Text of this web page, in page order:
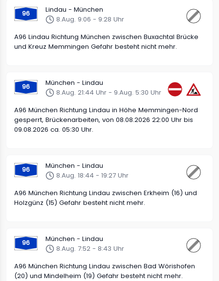
96
Lindau - München
8.Aug. 9:06 - 9:28 Uhr
A96 Lindau Richtung München zwischen Buxachtal Brücke
und Kreuz Memmingen Gefahr besteht nicht mehr.
96
München - Lindau
8.Aug. 21:44 Uhr - 9.Aug. 5:30 Uhr
A96 München Richtung Lindau in Höhe Memmingen-Nord
gesperrt, Brückenarbeiten, von 08.08.2026 22:00 Uhr bis
09.08.2026 ca. 05:30 Uhr.
96
München - Lindau
8.Aug. 18:44 - 19:27 Uhr
A96 München Richtung Lindau zwischen Erkheim (16) und
Holzgünz (15) Gefahr besteht nicht mehr.
96
München - Lindau
8.Aug. 7:52 - 8:43 Uhr
A96 München Richtung Lindau zwischen Bad Wörishofen
(20) und Mindelheim (19) Gefahr besteht nicht mehr.